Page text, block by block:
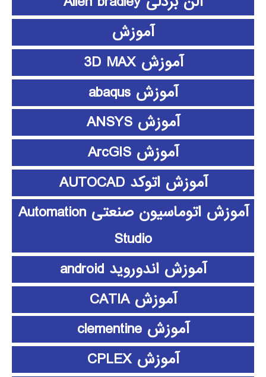
آموزش
آموزش 3D MAX
آموزش abaqus
آموزش ANSYS
آموزش ArcGIS
آموزش اتوکد AUTOCAD
آموزش اتوماسیون صنعتی Automation
Studio
آموزش اندوروید android
آموزش CATIA
آموزش clementine
آموزش CPLEX